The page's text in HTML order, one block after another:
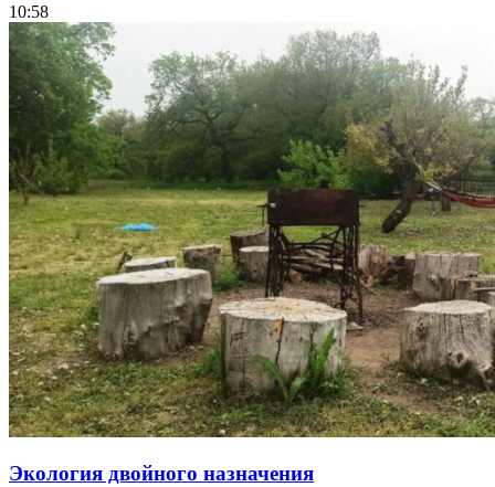
10:58
Экология двойного назначения